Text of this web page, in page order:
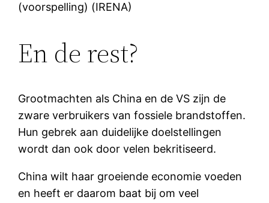
(voorspelling) (IRENA)
En de rest?
Grootmachten als China en de VS zijn de
zware verbruikers van fossiele brandstoffen.
Hun gebrek aan duidelijke doelstellingen
wordt dan ook door velen bekritiseerd.
China wilt haar groeiende economie voeden
en heeft er daarom baat bij om veel